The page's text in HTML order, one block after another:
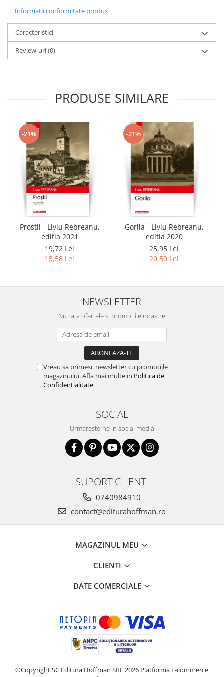
Informatii conformitate produs
Caracteristici
Review-uri(0)
PRODUSE SIMILARE
-21%
Prostii - Liviu Rebreanu,
editia 2021
19,72 Lei
15,58 Lei
-21%
Gorila - Liviu Rebreanu,
editia 2020
25,95 Lei
20,50 Lei
NEWSLETTER
Nu rata ofertele si promotiile noastre
Vreau sa primesc newsletter cu promotiile
magazinului. Afla mai multe in Politica de
Confidentialitate
SOCIAL
Urmareste-ne in social media
SUPORT CLIENTI
0740984910
contact@editurahoffman.ro
MAGAZINUL MEU
CLIENTI
DATE COMERCIALE
©Copyright SC Editura Hoffman SRL 2026 Platforma E-commerce